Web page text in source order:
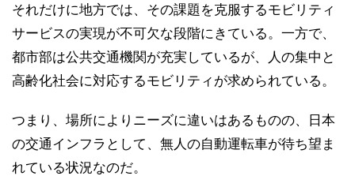
それだけに地方では、その課題を克服するモビリティ
サービスの実現が不可欠な段階にきている。一方で、
都市部は公共交通機関が充実しているが、人の集中と
高齢化社会に対応するモビリティが求められている。
つまり、場所によりニーズに違いはあるものの、日本
の交通インフラとして、無人の自動運転車が待ち望ま
れている状況なのだ。